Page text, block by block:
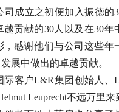
成立之初便加入振德的
贡献的30人以及在30年
，感谢他们与公司这些年
展中做出的卓越贡献。
客户L&R集团创始人、
Leuprecht不远万里